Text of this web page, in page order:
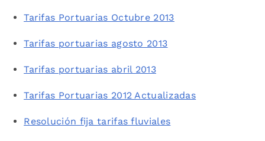
Tarifas Portuarias Octubre 2013
Tarifas portuarias agosto 2013
Tarifas portuarias abril 2013
Tarifas Portuarias 2012 Actualizadas
Resolución fija tarifas fluviales